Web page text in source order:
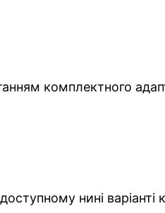
комплектного
нині варіанті